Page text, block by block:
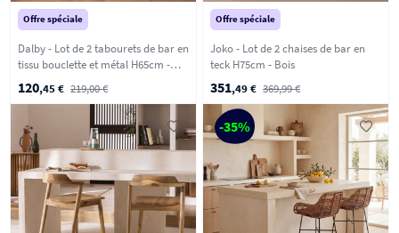
Offre spéciale
Dalby - Lot de 2 tabourets de bar en
tissu bouclette et métal H65cm -
Ecru
120,45 € 219,00 €
Offre spéciale
Joko - Lot de 2 chaises de bar en
teck H75cm - Bois
351,49 € 369,99 €
-35%